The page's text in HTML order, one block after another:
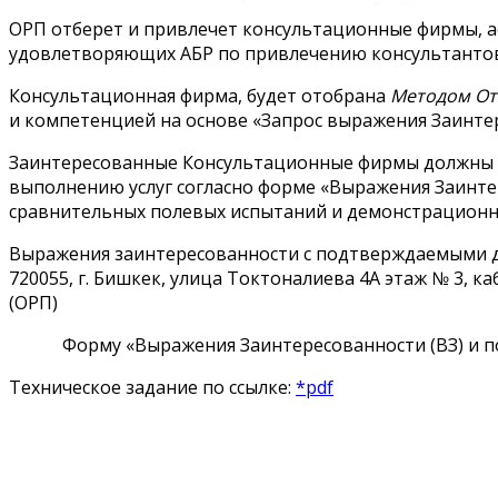
ОРП отберет и привлечет консультационные фирмы,
удовлетворяющих АБР по привлечению
Консультационная фирма, будет отобрана Методом
и компетенцией на основе «Запрос выражения
Заинтересованные Консультационные фирмы
выполнению услуг согласно форме «Выражения
сравнительных полевых испытаний и
Выражения заинтересованности с
720055, г. Бишкек, улица Токтоналиева 4А этаж № 3,
(ОРП)
Форму «Выражения Заинтересованности (ВЗ) и по
Техническое задание по ссылке: *pdf